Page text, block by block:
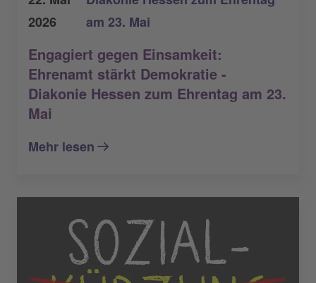
2026
am 23. Mai
Engagiert gegen Einsamkeit:
Ehrenamt stärkt Demokratie -
Diakonie Hessen zum Ehrentag am 23.
Mai
Mehr lesen